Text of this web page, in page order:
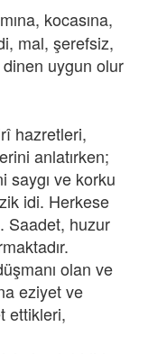
kocasına,
mal, şerefsiz,
dinen uygun olur
hazretleri,
anlatırken;
saygı ve korku
idi. Herkese
Saadet, huzur
olan ve
eziyet ve
ettikleri,